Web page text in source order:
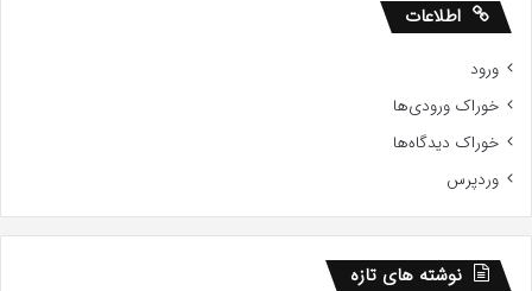
اطلاعات
ورود
خوراک ورودی‌ها
خوراک دیدگاه‌ها
وردپرس
نوشته های تازه